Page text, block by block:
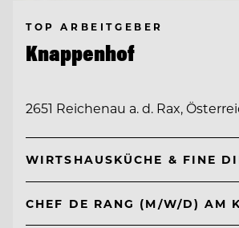
TOP ARBEITGEBER
Knappenhof
2651 Reichenau a. d. Rax,
WIRTSHAUSKÜCHE & FINE
CHEF DE RANG (M/W/D) AM